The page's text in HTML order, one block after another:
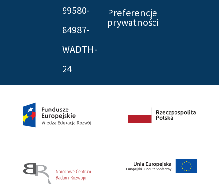
99580-
84987-
WADTH-
24
Preferencje
prywatności